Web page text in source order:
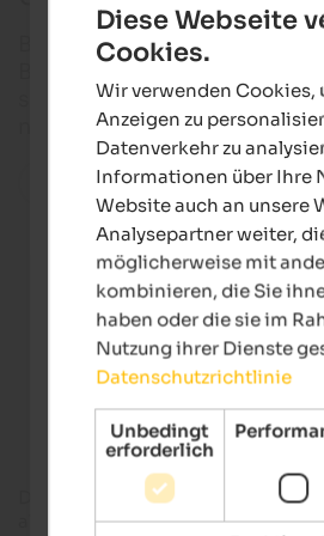
Barbian ist immer für
sondern auch die Ortschaft
noch lange nicht die einzige
Alle Orte in der Region
Hotels im
Das Leben in Barbian folgt dem
Traditionen. Umgeben von
Diese Webseite
Cookies.
Wir verwenden Cookies,
Anzeigen zu
Datenverkehr zu
Informationen über Ihre
Website auch an unsere
Analysepartner weiter,
möglicherweise mit
kombinieren, die Sie
haben oder die sie im
Nutzung ihrer Dienste
Datenschutzrichtlinie
Unbedingt
erforderlich